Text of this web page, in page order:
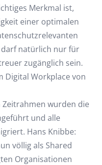
Merkmal ist,
einer optimalen
natürlich nur für
zugänglich sein.
Digital Workplace von
Zeitrahmen wurden die
und alle
Hans Knibbe:
völlig als Shared
Organisationen